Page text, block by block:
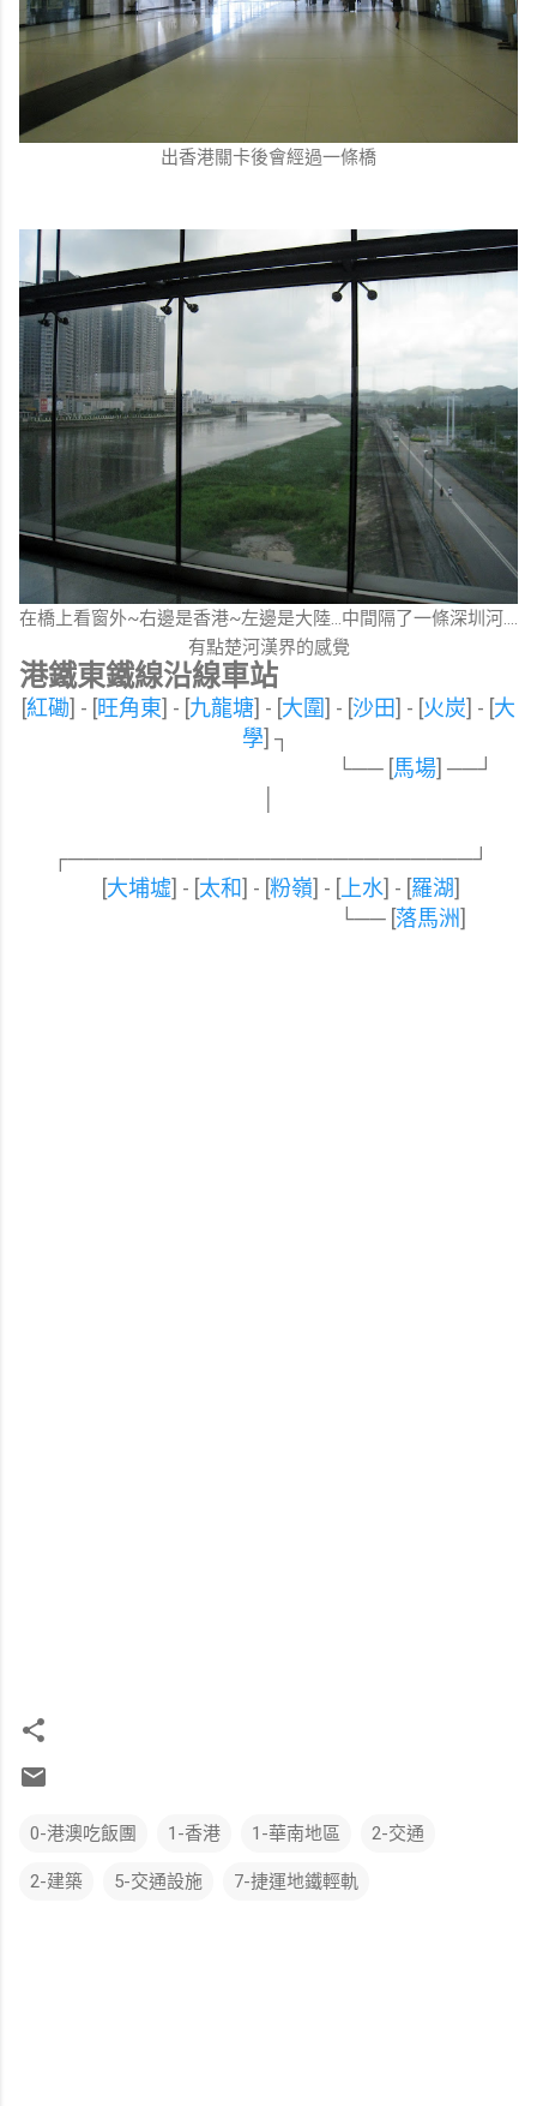
出香港關卡後會經過一條橋
在橋上看窗外~右邊是香港~左邊是大陸...中間隔了一條深圳河....
有點楚河漢界的感覺
港鐵東鐵線沿線車站
[紅磡] - [旺角東] - [九龍塘] - [大圍] - [沙田] - [火炭] - [大
學] ┐
└── [馬場] ──┘
┌──────────────────────────┘
[大埔墟] - [太和] - [粉嶺] - [上水] - [羅湖]
└── [落馬洲]
0-港澳吃飯團 1-香港 1-華南地區 2-交通
2-建築 5-交通設施 7-捷運地鐵輕軌